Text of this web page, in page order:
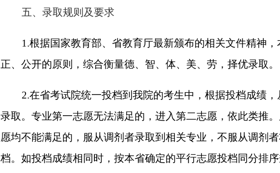
五、录取规则及要求
1.根据国家教育部、省教育厅最新颁布的相关文件精神
正、公开的原则，综合衡量德、智、体、美、劳，择优录取。
2.在省考试院统一投档到我院的考生中，根据投档成绩
录取。专业第一志愿无法满足的，进入第二志愿，依此类推
愿均不能满足的，服从调剂者录取到相关专业，不服从调剂
档。如投档成绩相同时，按本省确定的平行志愿投档同分排